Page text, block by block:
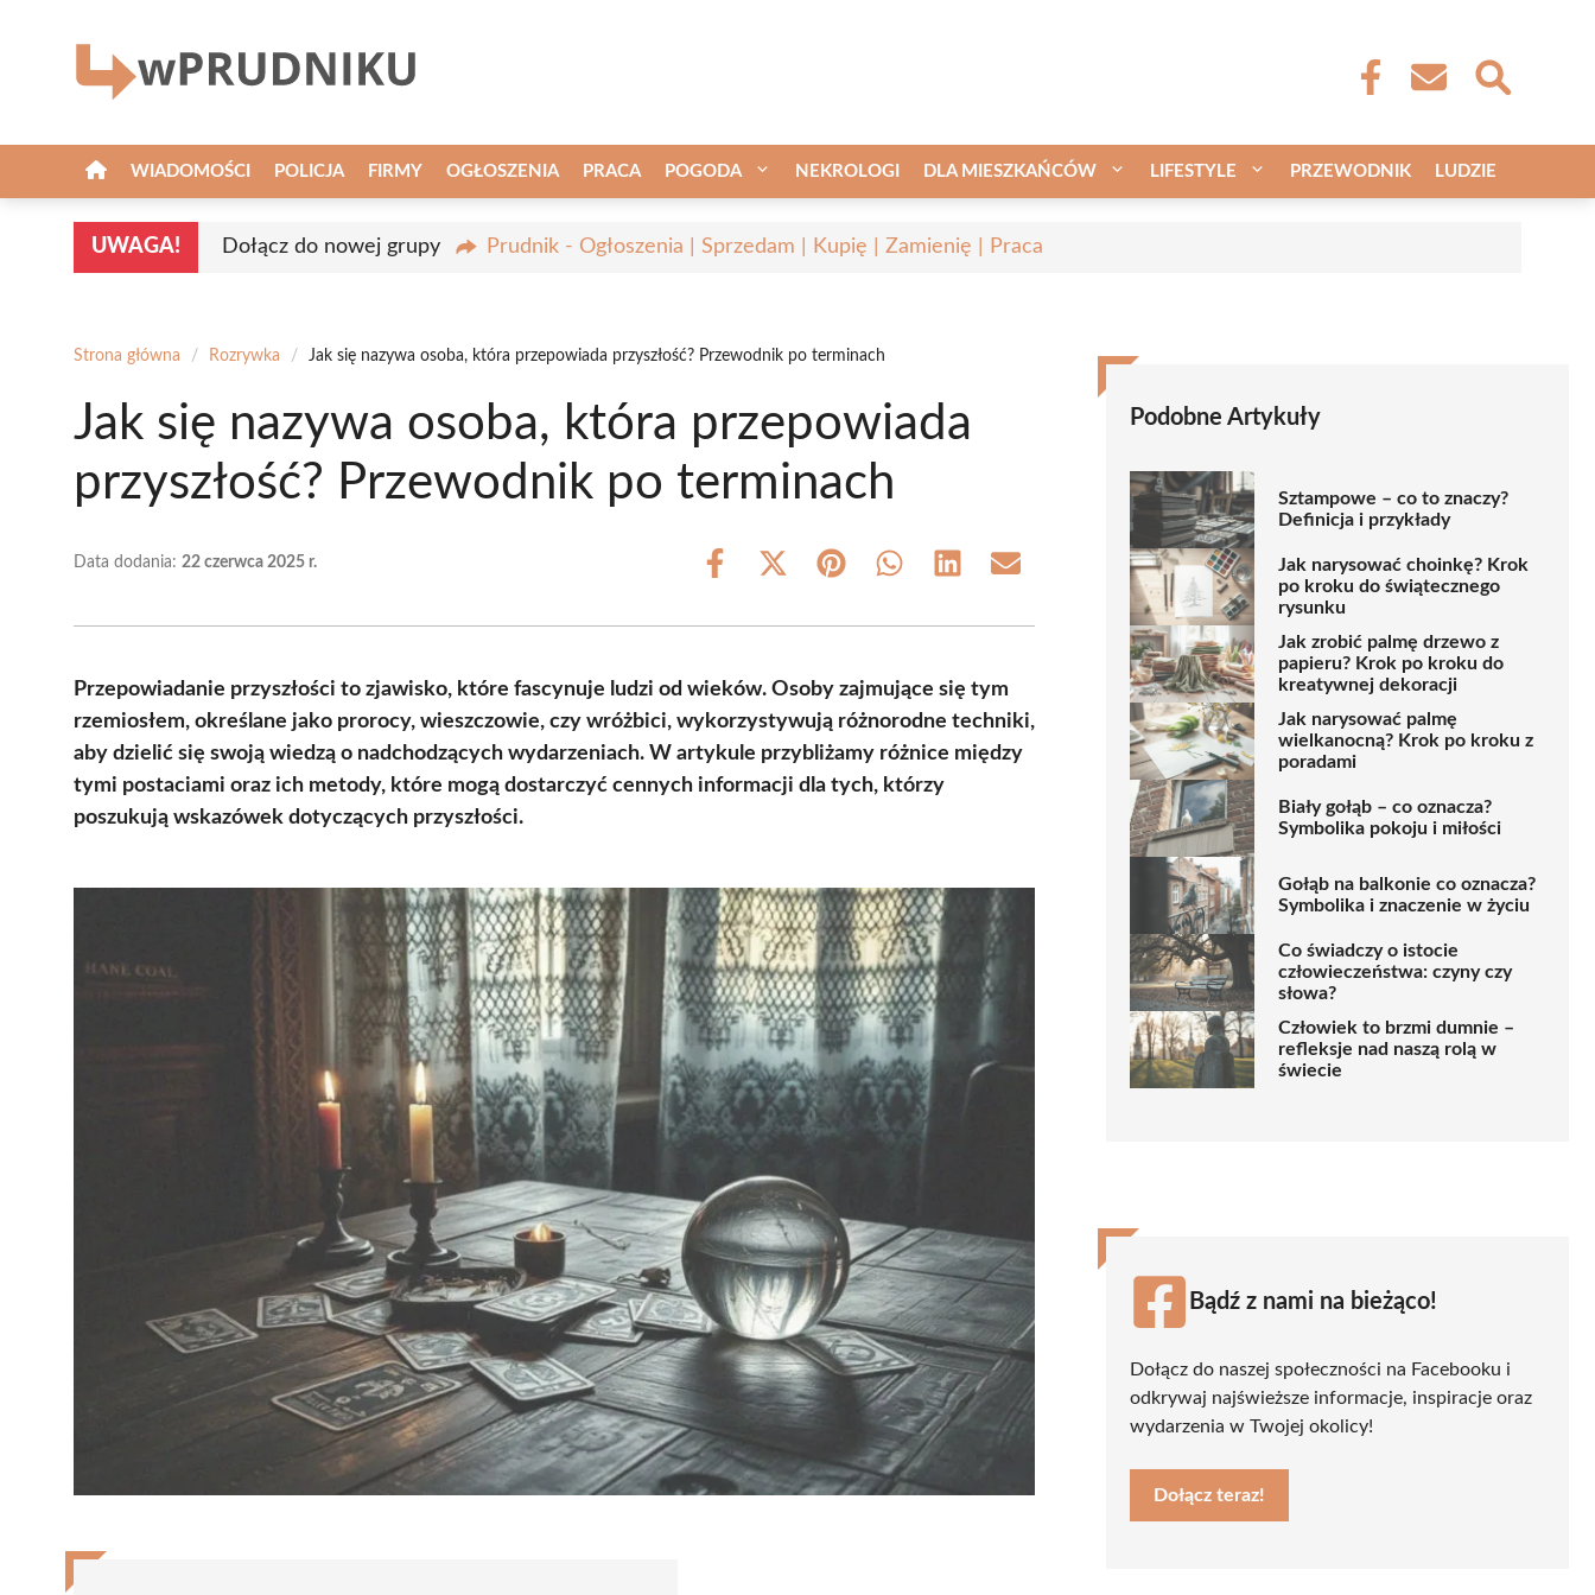
WIADOMOŚCI POLICJA FIRMY OGŁOSZENIA PRACA POGODA NEKROLOGI DLA MIESZKAŃCÓW LIFESTYLE PRZEWODNIK LUDZIE
UWAGA! Dołącz do nowej grupy Prudnik - Ogłoszenia | Sprzedam | Kupię | Zamienię | Praca
Strona główna / Rozrywka / Jak się nazywa osoba, która przepowiada przyszłość? Przewodnik po terminach
Jak się nazywa osoba, która przepowiada
przyszłość? Przewodnik po terminach
Data dodania: 22 czerwca 2025 r.
Share
Share
(Twitter)
Share Share Share Share
Przepowiadanie przyszłości to zjawisko, które fascynuje ludzi od wieków. Osoby zajmujące się tym
rzemiosłem, określane jako prorocy, wieszczowie, czy wróżbici, wykorzystywują różnorodne techniki,
aby dzielić się swoją wiedzą o nadchodzących wydarzeniach. W artykule przybliżamy różnice między
tymi postaciami oraz ich metody, które mogą dostarczyć cennych informacji dla tych, którzy
poszukują wskazówek dotyczących przyszłości.
Podobne Artykuły
Sztampowe – co to znaczy?
Definicja i przykłady
Jak narysować choinkę? Krok
po kroku do świątecznego
rysunku
Jak zrobić palmę drzewo z
papieru? Krok po kroku do
kreatywnej dekoracji
Jak narysować palmę
wielkanocną? Krok po kroku z
poradami
Biały gołąb – co oznacza?
Symbolika pokoju i miłości
Gołąb na balkonie co oznacza?
Symbolika i znaczenie w życiu
Co świadczy o istocie
człowieczeństwa: czyny czy
słowa?
Człowiek to brzmi dumnie –
refleksje nad naszą rolą w
świecie
Bądź z nami na bieżąco!
Dołącz do naszej społeczności na Facebooku i
odkrywaj najświeższe informacje, inspiracje oraz
wydarzenia w Twojej okolicy!
Dołącz teraz!